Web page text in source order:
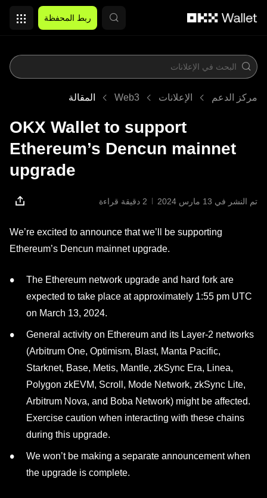
ربط المحفظة
مركز الدعم الإعلانات Web3 المقالة
OKX Wallet to support
Ethereum’s Dencun mainnet
upgrade
تم النشر في ‏13 مارس 2024 2 دقيقة قراءة
We’re excited to announce that we’ll be supporting
Ethereum’s Dencun mainnet upgrade.
The Ethereum network upgrade and hard fork are
expected to take place at approximately 1:55 pm UTC
on March 13, 2024.
General activity on Ethereum and its Layer-2 networks
(Arbitrum One, Optimism, Blast, Manta Pacific,
Starknet, Base, Metis, Mantle, zkSync Era, Linea,
Polygon zkEVM, Scroll, Mode Network, zkSync Lite,
Arbitrum Nova, and Boba Network) might be affected.
Exercise caution when interacting with these chains
during this upgrade.
We won’t be making a separate announcement when
the upgrade is complete.